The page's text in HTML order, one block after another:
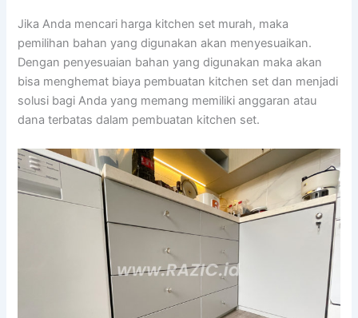
Jika Anda mencari harga kitchen set murah, maka
pemilihan bahan yang digunakan akan menyesuaikan.
Dengan penyesuaian bahan yang digunakan maka akan
bisa menghemat biaya pembuatan kitchen set dan menjadi
solusi bagi Anda yang memang memiliki anggaran atau
dana terbatas dalam pembuatan kitchen set.